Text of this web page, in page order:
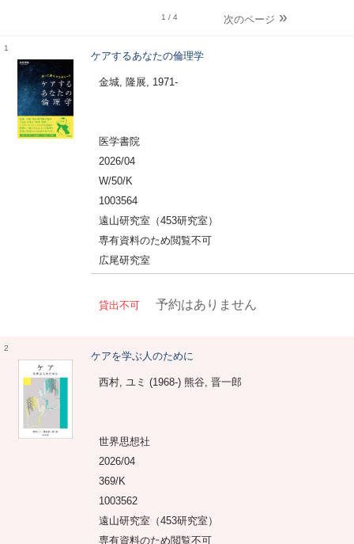
1 / 4 次のページ
1
ケアするあなたの倫理学
金城, 隆展, 1971-
医学書院
2026/04
W/50/K
1003564
遠山研究室（453研究室）
専有資料のため閲覧不可
広尾研究室
貸出不可 予約はありません
2
ケアを学ぶ人のために
西村, ユミ (1968-) 熊谷, 晋一郎
世界思想社
2026/04
369/K
1003562
遠山研究室（453研究室）
専有資料のため閲覧不可